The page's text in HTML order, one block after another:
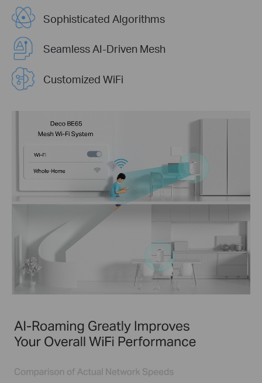
Sophisticated Algorithms
Seamless AI-Driven Mesh
Customized WiFi